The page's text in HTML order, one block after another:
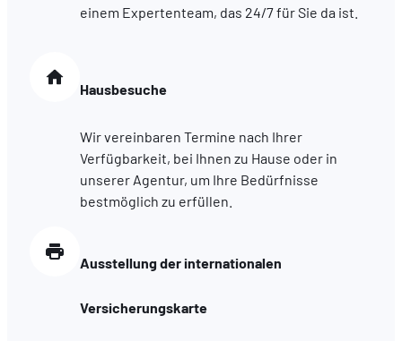
einem Expertenteam, das 24/7 für Sie da ist.
Hausbesuche
Wir vereinbaren Termine nach Ihrer
Verfügbarkeit, bei Ihnen zu Hause oder in
unserer Agentur, um Ihre Bedürfnisse
bestmöglich zu erfüllen.
Ausstellung der internationalen
Versicherungskarte